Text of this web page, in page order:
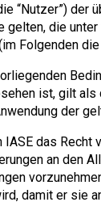
“Nutzer”) der
gelten, die
Folgenden die
ist, gilt als
der
das Recht
an den
damit er sie